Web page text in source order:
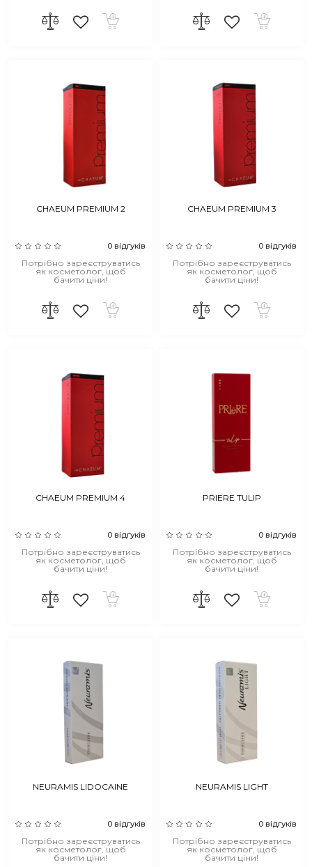
CHAEUM PREMIUM 2
0 відгуків
Потрібно зареєструватись
як косметолог, щоб
бачити ціни!
CHAEUM PREMIUM 3
0 відгуків
Потрібно зареєструватись
як косметолог, щоб
бачити ціни!
CHAEUM PREMIUM 4
0 відгуків
Потрібно зареєструватись
як косметолог, щоб
бачити ціни!
PRIERE TULIP
0 відгуків
Потрібно зареєструватись
як косметолог, щоб
бачити ціни!
NEURAMIS LIDOCAINE
0 відгуків
Потрібно зареєструватись
як косметолог, щоб
бачити ціни!
NEURAMIS LIGHT
0 відгуків
Потрібно зареєструватись
як косметолог, щоб
бачити ціни!